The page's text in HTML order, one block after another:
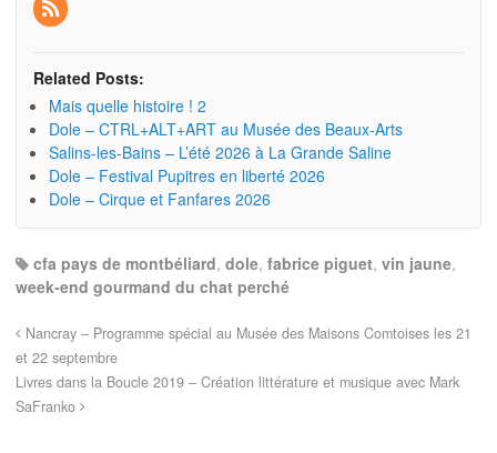
Related Posts:
Mais quelle histoire ! 2
Dole – CTRL+ALT+ART au Musée des Beaux-Arts
Salins-les-Bains – L’été 2026 à La Grande Saline
Dole – Festival Pupitres en liberté 2026
Dole – Cirque et Fanfares 2026
cfa pays de montbéliard, dole, fabrice piguet, vin jaune,
week-end gourmand du chat perché
Nancray – Programme spécial au Musée des Maisons Comtoises les 21
et 22 septembre
Livres dans la Boucle 2019 – Création littérature et musique avec Mark
SaFranko